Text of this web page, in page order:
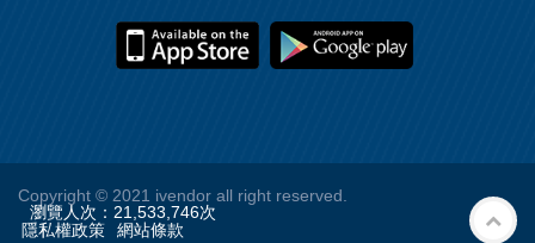
Copyright © 2021 ivendor all right reserved.
瀏覽人次： 21,533,746次
隱私權政策
網站條款